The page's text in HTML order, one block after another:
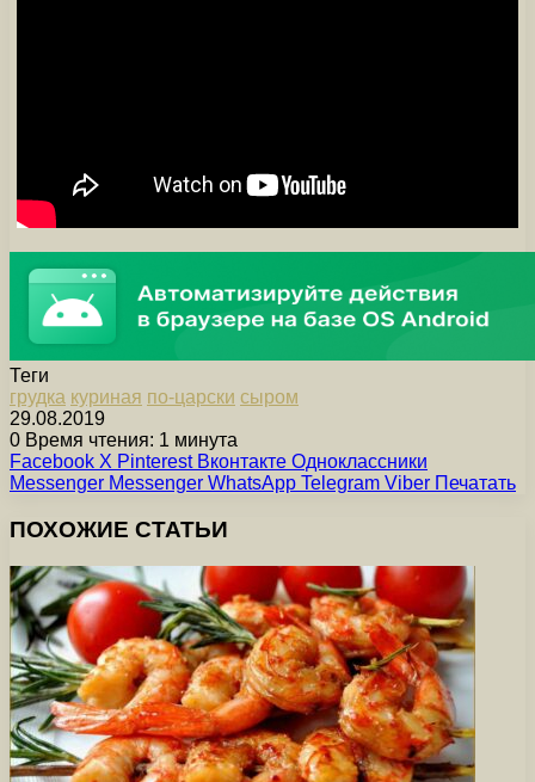
Теги
грудка куриная по-царски сыром
29.08.2019
0 Время чтения: 1 минута
Facebook X Pinterest Вконтакте Одноклассники
Messenger Messenger WhatsApp Telegram Viber Печатать
ПОХОЖИЕ СТАТЬИ